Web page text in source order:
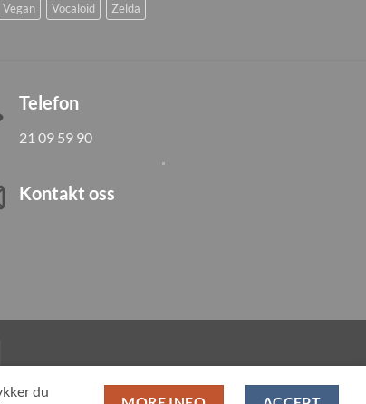
Vegan Vocaloid Zelda
Telefon
21 09 59 90
Kontakt oss
du